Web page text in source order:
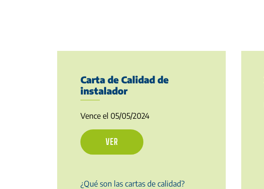
Carta de Calidad de
instalador
Vence el 05/05/2024
VER
¿Qué son las cartas de calidad?